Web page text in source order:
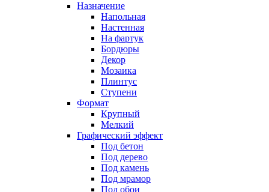
Назначение
Напольная
Настенная
На фартук
Бордюры
Декор
Мозаика
Плинтус
Ступени
Формат
Крупный
Мелкий
Графический эффект
Под бетон
Под дерево
Под камень
Под мрамор
Под обои